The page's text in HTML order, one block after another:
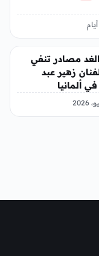
مصادر تنفي
زهير عبد
ألمانيا